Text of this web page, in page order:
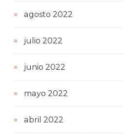
agosto 2022
julio 2022
junio 2022
mayo 2022
abril 2022